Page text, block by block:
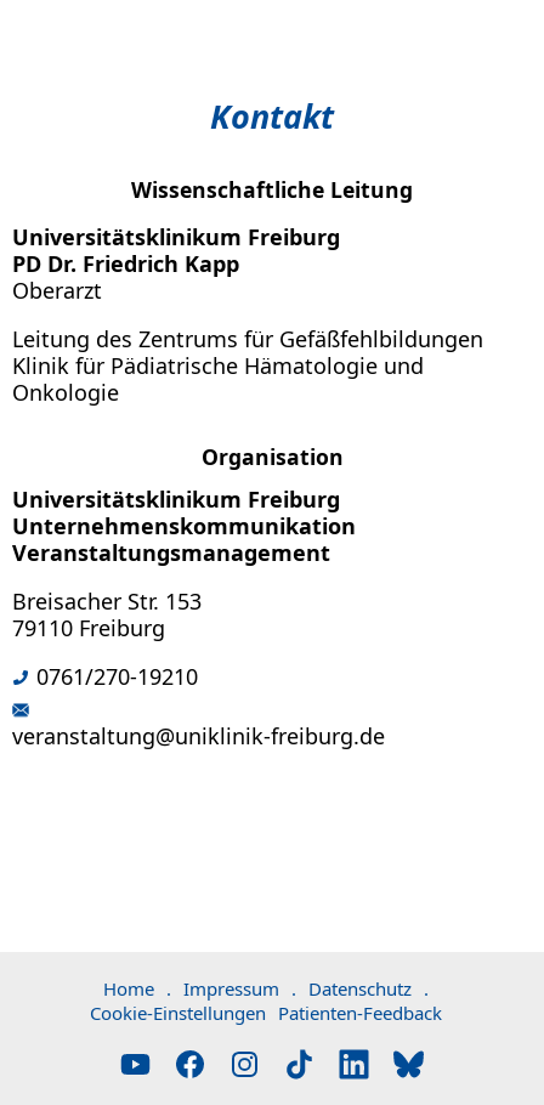
Kontakt
Wissenschaftliche Leitung
Universitätsklinikum Freiburg
PD Dr. Friedrich Kapp
Oberarzt
Leitung des Zentrums für Gefäßfehlbildungen
Klinik für Pädiatrische Hämatologie und
Onkologie
Organisation
Universitätsklinikum Freiburg
Unternehmenskommunikation
Veranstaltungsmanagement
Breisacher Str. 153
79110 Freiburg
0761/270-19210
veranstaltung@uniklinik-freiburg.de
Home . Impressum . Datenschutz .
Cookie-Einstellungen Patienten-Feedback